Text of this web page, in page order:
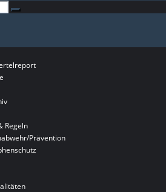
Regeln
Prävention